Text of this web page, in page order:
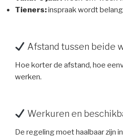
Tieners:inspraak wordt
Afstand tussen beide
Hoe korter de afstand, hoe
werken.
Werkuren en
De regeling moet haalbaar zijn